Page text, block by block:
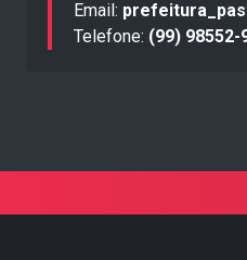
Email:
Telefone: (99) 98552-